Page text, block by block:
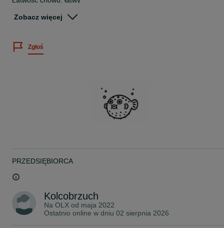
Posiadamy bogatą ofertę ryb akwariowych, skorupiaków oraz roślin
wodnych.
Twoje zamówienie dotrze do Ciebie bezpiecznie, ponieważ:
Rybki pakujemy w podwójne worki wypełnione czystym tlenem z
Przesyłki dostarczamy kurierem na terenie całej Polski, w pełnej
zgodności z obowiązującymi przepisami prawa.
Posiadamy wymagane uprawnienia oraz zawartą umowę, które
umożliwiają nam legalny przewóz żywych zwierząt.
Koszt wysyłki:
Zobacz więcej
Zgłoś
PRZEDSIĘBIORCA
Kolcobrzuch
Na OLX od maja 2022
Ostatnio online w dniu 02 sierpnia 2026